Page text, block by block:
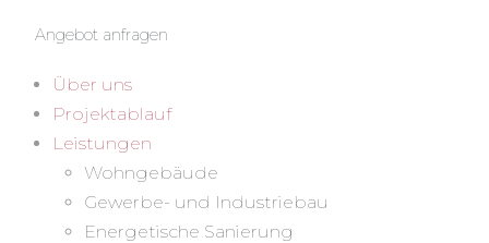
Angebot anfragen
Über uns
Projektablauf
Leistungen
Wohngebäude
Gewerbe- und Industriebau
Energetische Sanierung